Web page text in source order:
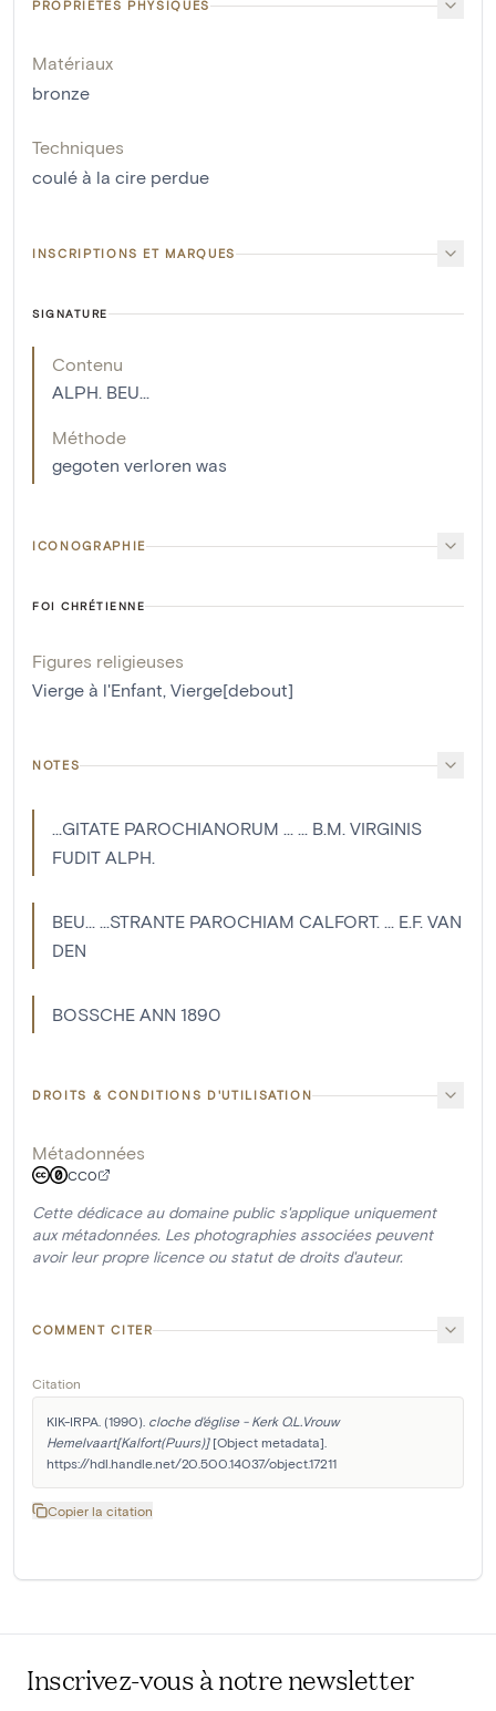
PROPRIÉTÉS PHYSIQUES
Matériaux
bronze
Techniques
coulé à la cire perdue
INSCRIPTIONS ET MARQUES
SIGNATURE
Contenu
ALPH. BEU...
Méthode
gegoten verloren was
ICONOGRAPHIE
FOI CHRÉTIENNE
Figures religieuses
Vierge à l'Enfant, Vierge[debout]
NOTES
...GITATE PAROCHIANORUM ... ... B.M. VIRGINIS
FUDIT ALPH.
BEU... ...STRANTE PAROCHIAM CALFORT. ... E.F. VAN
DEN
BOSSCHE ANN 1890
DROITS & CONDITIONS D'UTILISATION
Métadonnées
CC0
Cette dédicace au domaine public s'applique uniquement
aux métadonnées. Les photographies associées peuvent
avoir leur propre licence ou statut de droits d'auteur.
COMMENT CITER
Citation
KIK-IRPA. (1990). cloche d'église - Kerk O.L.Vrouw
Hemelvaart[Kalfort(Puurs)] [Object metadata].
https://hdl.handle.net/20.500.14037/object.17211
Copier la citation
Inscrivez-vous à notre newsletter